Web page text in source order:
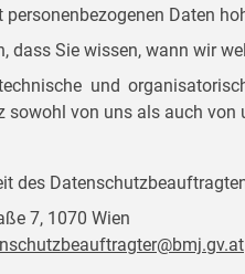
personenbezogenen Daten
dass Sie wissen, wann wir
und
sowohl von uns als auch von
des
7, 1070 Wien